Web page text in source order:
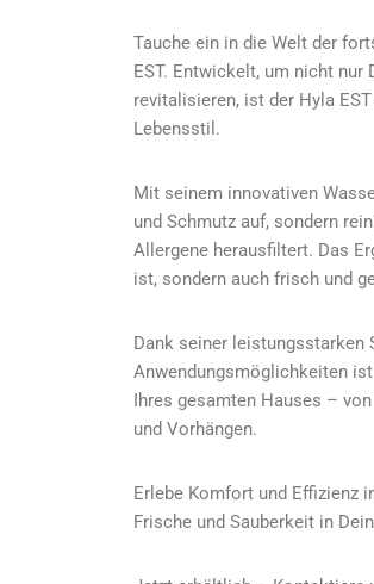
Tauche ein in die Welt der
EST. Entwickelt, um nicht nur
revitalisieren, ist der Hyla
Lebensstil.
Mit seinem innovativen
und Schmutz auf, sondern
Allergene herausfiltert. Das
ist, sondern auch frisch und
Dank seiner leistungsstarken
Anwendungsmöglichkeiten
Ihres gesamten Hauses –
und Vorhängen.
Erlebe Komfort und Effizienz
Frische und Sauberkeit in